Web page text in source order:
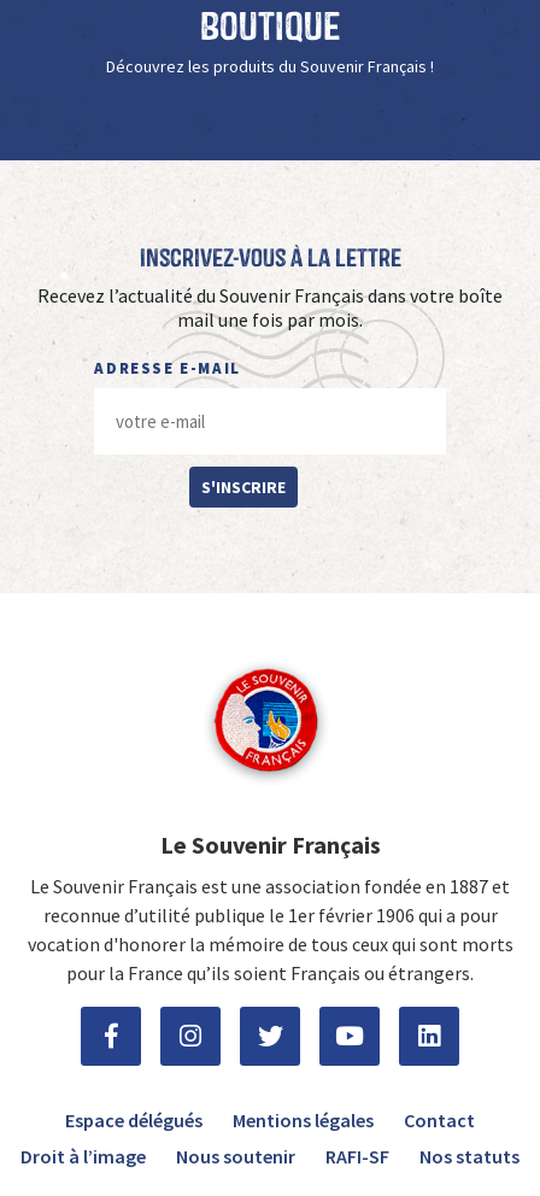
Boutique
Découvrez les produits du Souvenir Français !
Inscrivez-vous à La Lettre
Recevez l’actualité du Souvenir Français dans votre boîte
mail une fois par mois.
ADRESSE E-MAIL
S'INSCRIRE
Le Souvenir Français
Le Souvenir Français est une association fondée en 1887 et
reconnue d’utilité publique le 1er février 1906 qui a pour
vocation d'honorer la mémoire de tous ceux qui sont morts
pour la France qu’ils soient Français ou étrangers.
Espace délégués Mentions légales
Contact
Droit à l’image
Nous soutenir RAFI-SF Nos statuts